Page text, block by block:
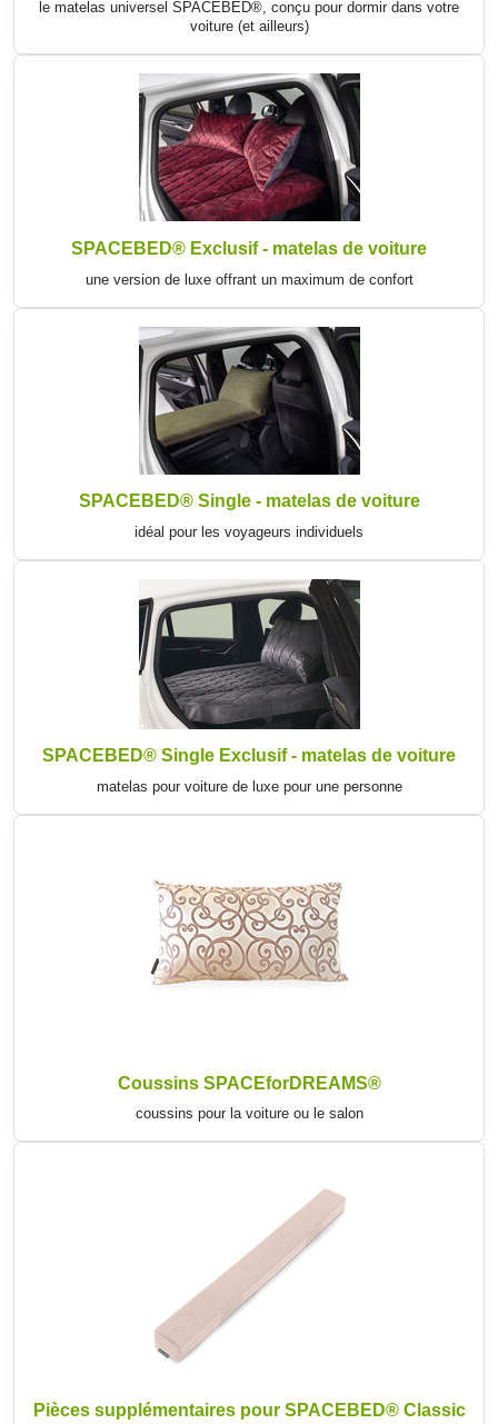
le matelas universel SPACEBED®, conçu pour dormir dans votre
voiture (et ailleurs)
SPACEBED® Exclusif - matelas de voiture
une version de luxe offrant un maximum de confort
SPACEBED® Single - matelas de voiture
idéal pour les voyageurs individuels
SPACEBED® Single Exclusif - matelas de voiture
matelas pour voiture de luxe pour une personne
Coussins SPACEforDREAMS®
coussins pour la voiture ou le salon
Pièces supplémentaires pour SPACEBED® Classic